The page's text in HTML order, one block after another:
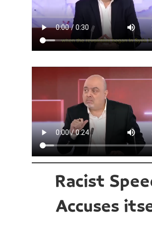
Racist
Accuses